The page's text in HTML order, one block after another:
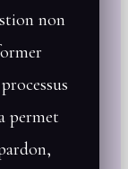
non
permet